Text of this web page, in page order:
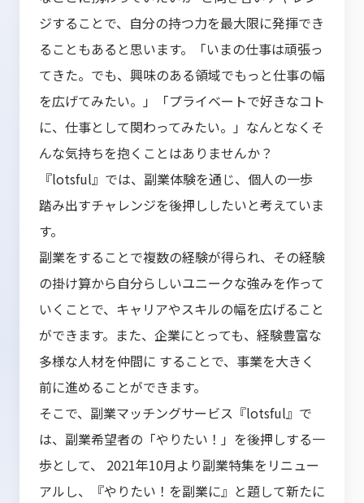
ジすることで、自分の持つ力を最大限に発揮でき
ることもあると思います。「いまの仕事は頑張っ
てきた。でも、興味のある領域でもっと仕事の幅
を広げてみたい。」「プライベートで好きなコト
に、仕事として関わってみたい。」なんとなくそ
んな気持ちを抱くことはありませんか？
『lotsful』では、副業体験を通じ、個人の一歩
踏み出すチャレンジを後押ししたいと考えていま
す。
副業をすることで複数の経験が得られ、その経験
の掛け算から自分らしいユニークな強みを作って
いくことで、キャリアやスキルの幅を広げること
ができます。また、企業にとっても、経験豊富な
多様な人材を仲間に することで、事業を大きく
前に進めることができます。
そこで、副業マッチングサービス『lotsful』で
は、副業希望者の「やりたい！」を後押しする一
歩として、 2021年10月より副業特集をリニュー
アルし、『やりたい！を副業に』と題して新たに